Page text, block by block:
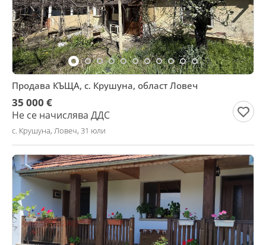
Продава КЪЩА, с. Крушуна, област Ловеч
35 000 €
Не се начислява ДДС
с. Крушуна, Ловеч, 31 юли